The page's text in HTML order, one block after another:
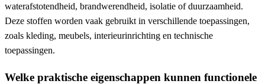
waterafstotendheid, brandwerendheid, isolatie of duurzaamheid.
Deze stoffen worden vaak gebruikt in verschillende toepassingen,
zoals kleding, meubels, interieurinrichting en technische
toepassingen.
Welke praktische eigenschappen kunnen functionele